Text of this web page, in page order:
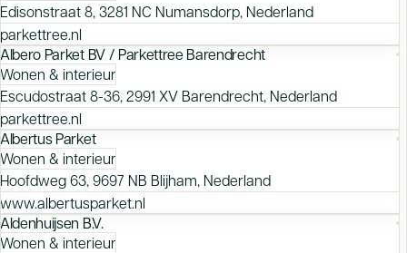
Edisonstraat 8, 3281 NC Numansdorp, Nederland
parkettree.nl
Albero Parket BV / Parkettree Barendrecht
Wonen & interieur
Escudostraat 8-36, 2991 XV Barendrecht, Nederland
parkettree.nl
Albertus Parket
Wonen & interieur
Hoofdweg 63, 9697 NB Blijham, Nederland
www.albertusparket.nl
Aldenhuijsen B.V.
Wonen & interieur